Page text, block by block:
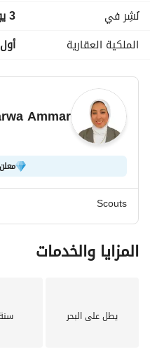
نُشِر في
3 يونيو 2026
الملكية العقارية
Ammar
Scouts
المزايا والخدمات
يطل على البحر